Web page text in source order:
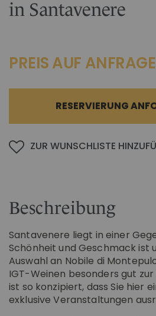
KOSMETIK
IM CHIANTI CLASSICO
Beschreibung
Santavenere liegt in einer
Schönheit und Geschmack ist
Auswahl an Nobile di
IGT-Weinen besonders gut
ist so konzipiert, dass Sie hier
exklusive Veranstaltungen
in Santavenere
PREIS AUF ANFRAGE
RESERVIERUNG
ZUR WUNSCHLISTE